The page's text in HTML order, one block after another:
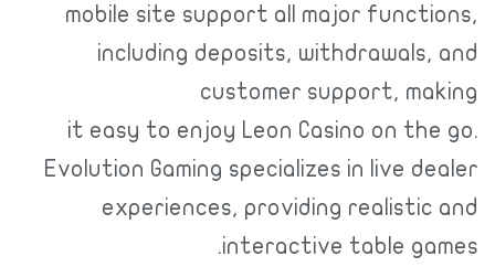
mobile site support all major
including deposits,
customer support,
it easy to enjoy Leon Casino on
Evolution Gaming specializes in live
experiences, providing
interactive table